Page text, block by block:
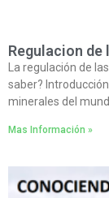
Regulacion de
La regulación de
saber?
minerales del
Mas Información »